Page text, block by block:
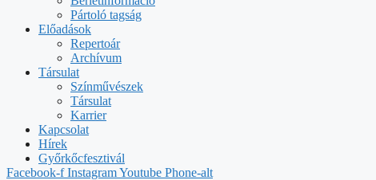
Pártoló tagság
Előadások
Repertoár
Archívum
Társulat
Színművészek
Társulat
Karrier
Kapcsolat
Hírek
Győrkőcfesztivál
Facebook-f InstagramYoutube Phone-alt